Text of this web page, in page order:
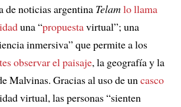
de noticias argentina Telamlo llama
una “propuestavirtual”; una
inmersiva” que permite a los
observar el paisaje, la geografía y la
Malvinas. Gracias al uso de un casco
virtual, las personas “sienten